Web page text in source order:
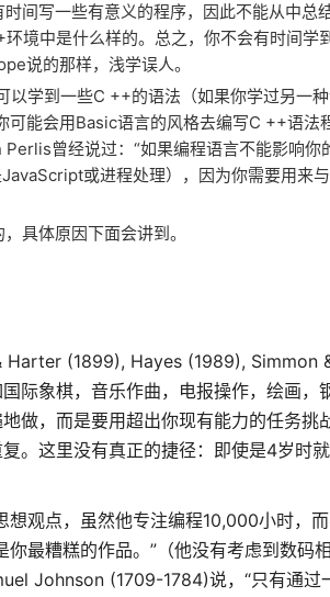
间写一些有意义的程序，因此不能从中总
境中是什么样的。总之，你不会有时间
说的那样，浅学误人。
学到一些C ++的语法（如果你学过另一
能会用Basic语言的风格去编写C ++语法
曾经说过：“如果编程语言不能影响
或进程处理），因为你需要用来
具体原因下面会讲到。
(1899), Hayes (1989), Simmon
际象棋，音乐作曲，电报操作，绘画
做，而是要用超出你现有能力的任务
。这里没有真正的捷径：即使是4岁时
观点，虽然他专注编程10,000小时
你最糟糕的作品。”（他没有考虑到数
Johnson (1709-1784)说，“只有通